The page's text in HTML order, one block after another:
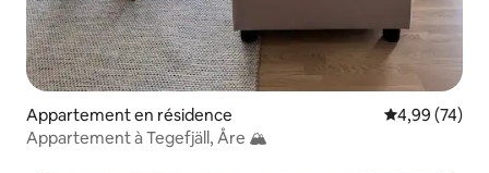
Appartement en résidence Évaluation
4,99 (74)
Appartement à Tegefjäll, Åre 🏔️